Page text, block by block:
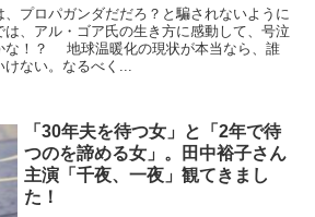
プロパガンダだだろ？と騙されないように
は、アル・ゴア氏の生き方に感動して、号泣
な！？ 地球温暖化の現状が本当なら、誰
ない。なるべく...
「30年夫を待つ女」と「2年で待
つのを諦める女」。田中裕子さん
主演「千夜、一夜」観てきまし
た！